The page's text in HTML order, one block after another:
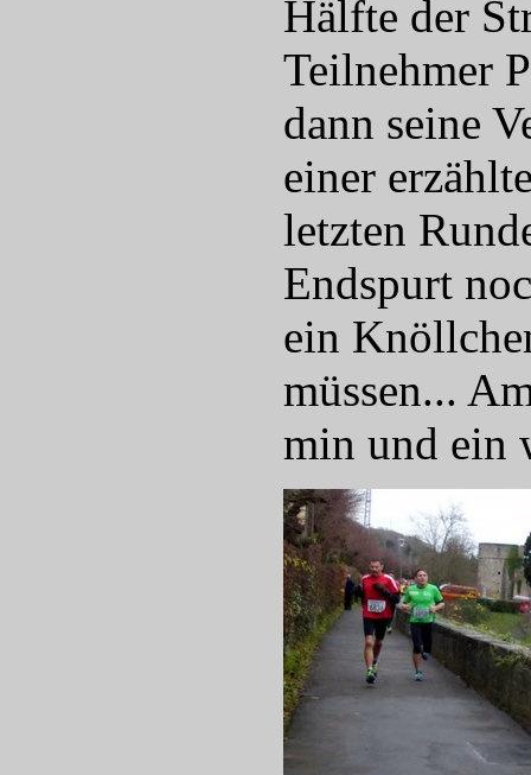
Hälfte der
Teilnehmer
dann seine
einer
letzten
Endspurt
ein
müssen...
min und ein